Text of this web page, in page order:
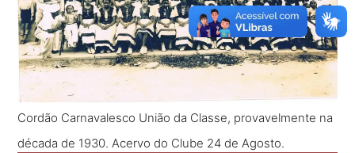
Cordão Carnavalesco União da Classe, provavelmente na
década de 1930. Acervo do Clube 24 de Agosto.